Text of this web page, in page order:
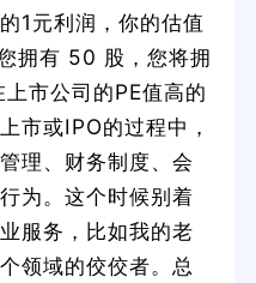
1元利润，你的估值
拥有 50 股，您将拥
市公司的PE值高的
市或IPO的过程中，
理、财务制度、会
为。这个时候别着
服务，比如我的老
领域的佼佼者。总